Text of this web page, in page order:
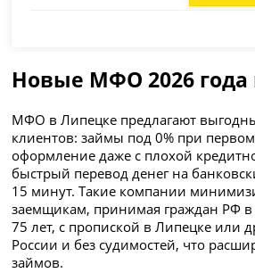
Новые МФО 2026 года
МФО в Липецке предлагают
клиентов: займы под 0% при
оформление даже с плохой
быстрый перевод денег на
15 минут. Такие компании
заемщикам, принимая граждан РФ в
75 лет, с пропиской в Липецке или
России и без судимостей, что
займов.